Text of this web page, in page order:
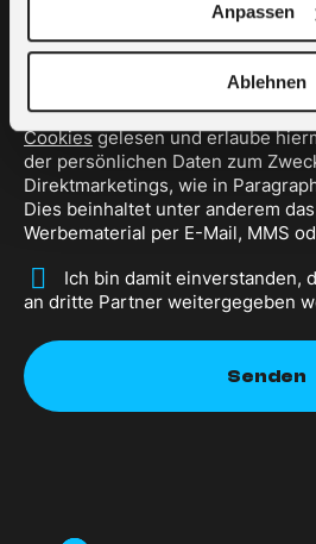
Anpassen
Ablehnen
Daten zum Zweck des
Paragraph 3.5 beschrieben. Dies
Mail, MMS oder SMS.Ich habe die
Schutz derPrivatsphäre und der
Cookiesgelesen und erlaube
der persönlichen Daten zum
Direktmarketings, wie in
Dies beinhaltet unter anderem
Werbematerial per E-Mail, MMS
*
Ich bin damit einverstanden,
an dritte Partner weitergegeben